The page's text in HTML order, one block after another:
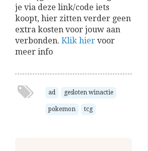
je via deze link/code iets
koopt, hier zitten verder geen
extra kosten voor jouw aan
verbonden. Klik hier voor
meer info
ad gesloten winactie
pokemon tcg